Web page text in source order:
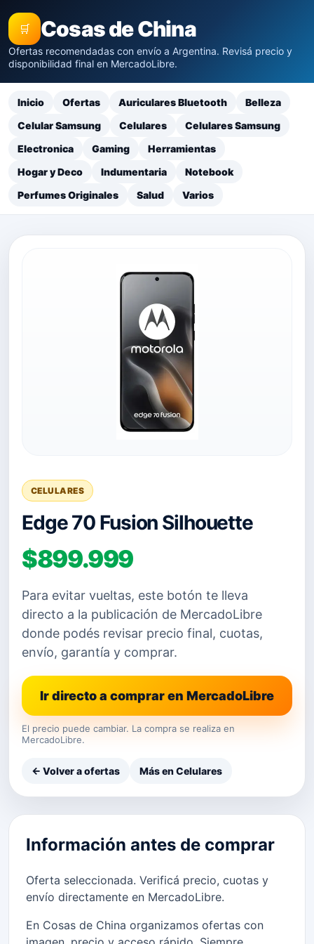
🛒 Cosas de China
Ofertas recomendadas con envío a Argentina. Revisá precio y
disponibilidad final en MercadoLibre.
Inicio Ofertas Auriculares Bluetooth
Belleza
Celular Samsung
Celulares
Celulares Samsung
Electronica
Gaming
Herramientas
Hogar y Deco
Indumentaria
Notebook
Perfumes Originales
Salud Varios
CELULARES
Edge 70 Fusion Silhouette
$899.999
Para evitar vueltas, este botón te lleva
directo a la publicación de MercadoLibre
donde podés revisar precio final, cuotas,
envío, garantía y comprar.
Ir directo a comprar en MercadoLibre
El precio puede cambiar. La compra se realiza en
MercadoLibre.
← Volver a ofertas Más en Celulares
Información antes de comprar
Oferta seleccionada. Verificá precio, cuotas y
envío directamente en MercadoLibre.
En Cosas de China organizamos ofertas con